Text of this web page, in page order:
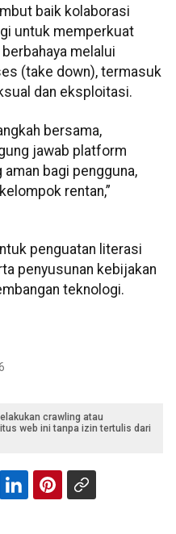
baik kolaborasi
untuk memperkuat
melalui
(take down), termasuk
dan eksploitasi.
bersama,
jawab platform
bagi pengguna,
rentan,”
penguatan literasi
penyusunan kebijakan
teknologi.
crawling atau
web ini tanpa izin tertulis dari